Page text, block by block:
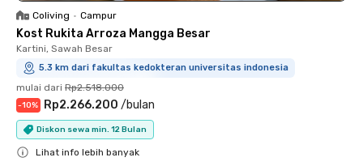
Coliving • Campur
Kost Rukita Arroza Mangga Besar
Kartini, Sawah Besar
5.3 km dari fakultas kedokteran universitas indonesia
mulai dari Rp2.518.000
-10% Rp2.266.200 /bulan
Diskon sewa min. 12 Bulan
Lihat info lebih banyak